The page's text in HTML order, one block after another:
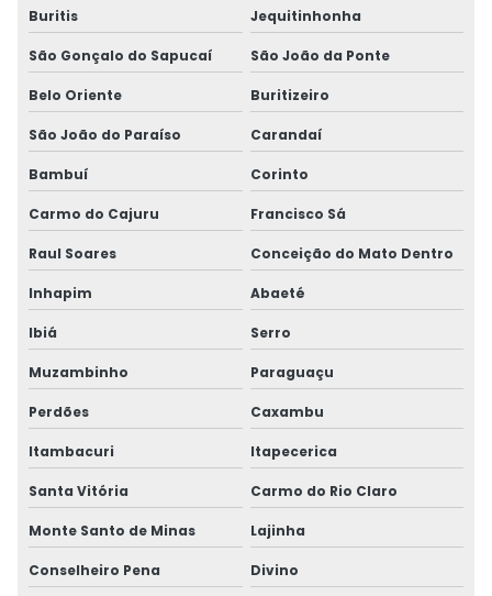
Buritis Jequitinhonha
São Gonçalo do Sapucaí São João da Ponte
Belo Oriente Buritizeiro
São João do Paraíso Carandaí
Bambuí Corinto
Carmo do Cajuru Francisco Sá
Raul Soares Conceição do Mato Dentro
Inhapim Abaeté
Ibiá Serro
Muzambinho Paraguaçu
Perdões Caxambu
Itambacuri Itapecerica
Santa Vitória Carmo do Rio Claro
Monte Santo de Minas Lajinha
Conselheiro Pena Divino